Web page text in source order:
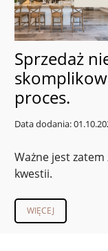
Sprzedaż
proces.
Data dodania:
Ważne jest
kwestii.
WIĘCEJ